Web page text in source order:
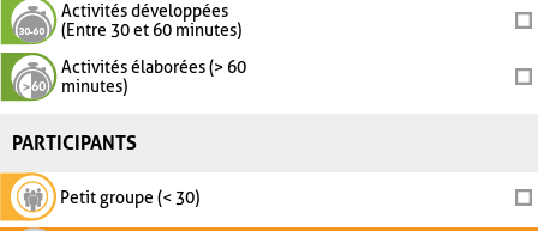
Activités développées
(Entre 30 et 60 minutes)
Activités élaborées (> 60
minutes)
PARTICIPANTS
Petit groupe (< 30)